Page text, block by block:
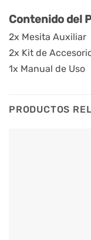
Contenido del
2x Mesita Auxiliar
2x Kit de
1x Manual de Uso
PRODUCTOS